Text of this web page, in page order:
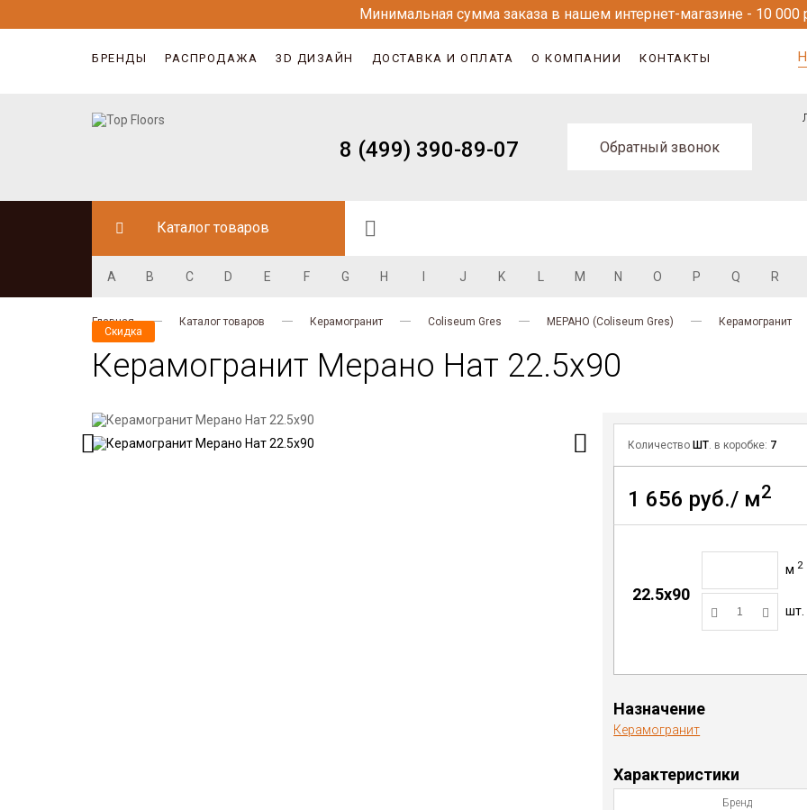
Минимальная сумма заказа в нашем интернет-магазине - 10 000
БРЕНДЫ РАСПРОДАЖА 3D ДИЗАЙН ДОСТАВКА И ОПЛАТА О КОМПАНИИ КОНТАКТЫ
8 (499) 390-89-07 Обратный звонок
Каталог товаров
A B C D E F G H J K M N O P Q R
Главная Каталог товаров Керамогранит Coliseum Gres МЕРАНО (Coliseum Gres) Керамогранит
Керамогранит Мерано Нат 22.5х90
Скидка
Количество ШТ. в коробке: 7
1 656 руб./ м2
22.5x90
м 2
шт.
Назначение
Керамогранит
Характеристики
Бренд